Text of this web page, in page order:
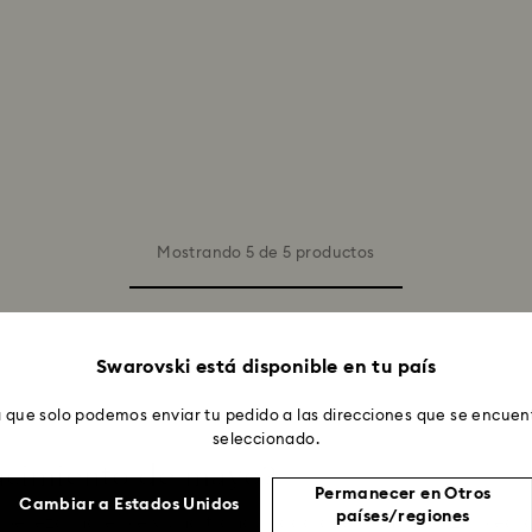
Mostrando 5 de 5 productos
de mayo?
increíble y una tranquilidad que te inunda. La
Swarovski está disponible en tu país
que solo podemos enviar tu pedido a las direcciones que se
seleccionado.
Cambiar a Estados Unidos
Permanecer en Otros
países/regiones